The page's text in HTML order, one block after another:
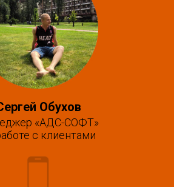
Обухов
«АДС-СОФТ»
с клиентами